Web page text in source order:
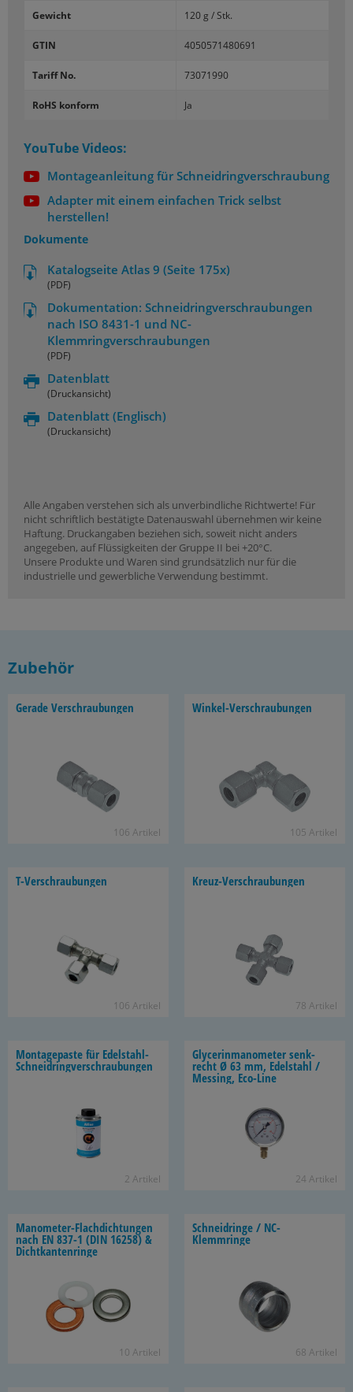
Gewicht 120 g / Stk.
GTIN 4050571480691
Tariff No. 73071990
RoHS konform Ja
YouTube Videos:
Montageanleitung für Schneidringverschraubung
Adapter mit einem einfachen Trick selbst
herstellen!
Dokumente
Katalogseite Atlas 9 (Seite 175x)
(PDF)
Dokumentation: Schneidringverschraubungen
nach ISO 8431-1 und NC-
Klemmringverschraubungen
(PDF)
Datenblatt
(Druckansicht)
Datenblatt (Englisch)
(Druckansicht)
Alle Angaben verstehen sich als unverbindliche Richtwerte! Für
nicht schriftlich bestätigte Datenauswahl übernehmen wir keine
Haftung. Druckangaben beziehen sich, soweit nicht anders
angegeben, auf Flüssigkeiten der Gruppe II bei +20°C.
Unsere Produkte und Waren sind grundsätzlich nur für die
industrielle und gewerbliche Verwendung bestimmt.
Zubehör
Ge­ra­de Ver­schrau­bun­gen
106 Ar­ti­kel
Winkel-​Verschraubungen
105 Ar­ti­kel
T-​Verschraubungen
106 Ar­ti­kel
Kreuz-​Verschraubungen
78 Ar­ti­kel
Mon­ta­ge­pas­te für Edelstahl-​
Schneidringverschraubungen
2 Ar­ti­kel
Gly­ce­rin­ma­no­me­ter senk­
recht Ø 63 mm, Edel­stahl /
Mes­sing, Eco-​Line
24 Ar­ti­kel
Manometer-​Flachdichtungen
nach EN 837-1 (DIN 16258) &
Dicht­kan­ten­rin­ge
10 Ar­ti­kel
Schneid­rin­ge / NC-​
Klemmringe
68 Ar­ti­kel